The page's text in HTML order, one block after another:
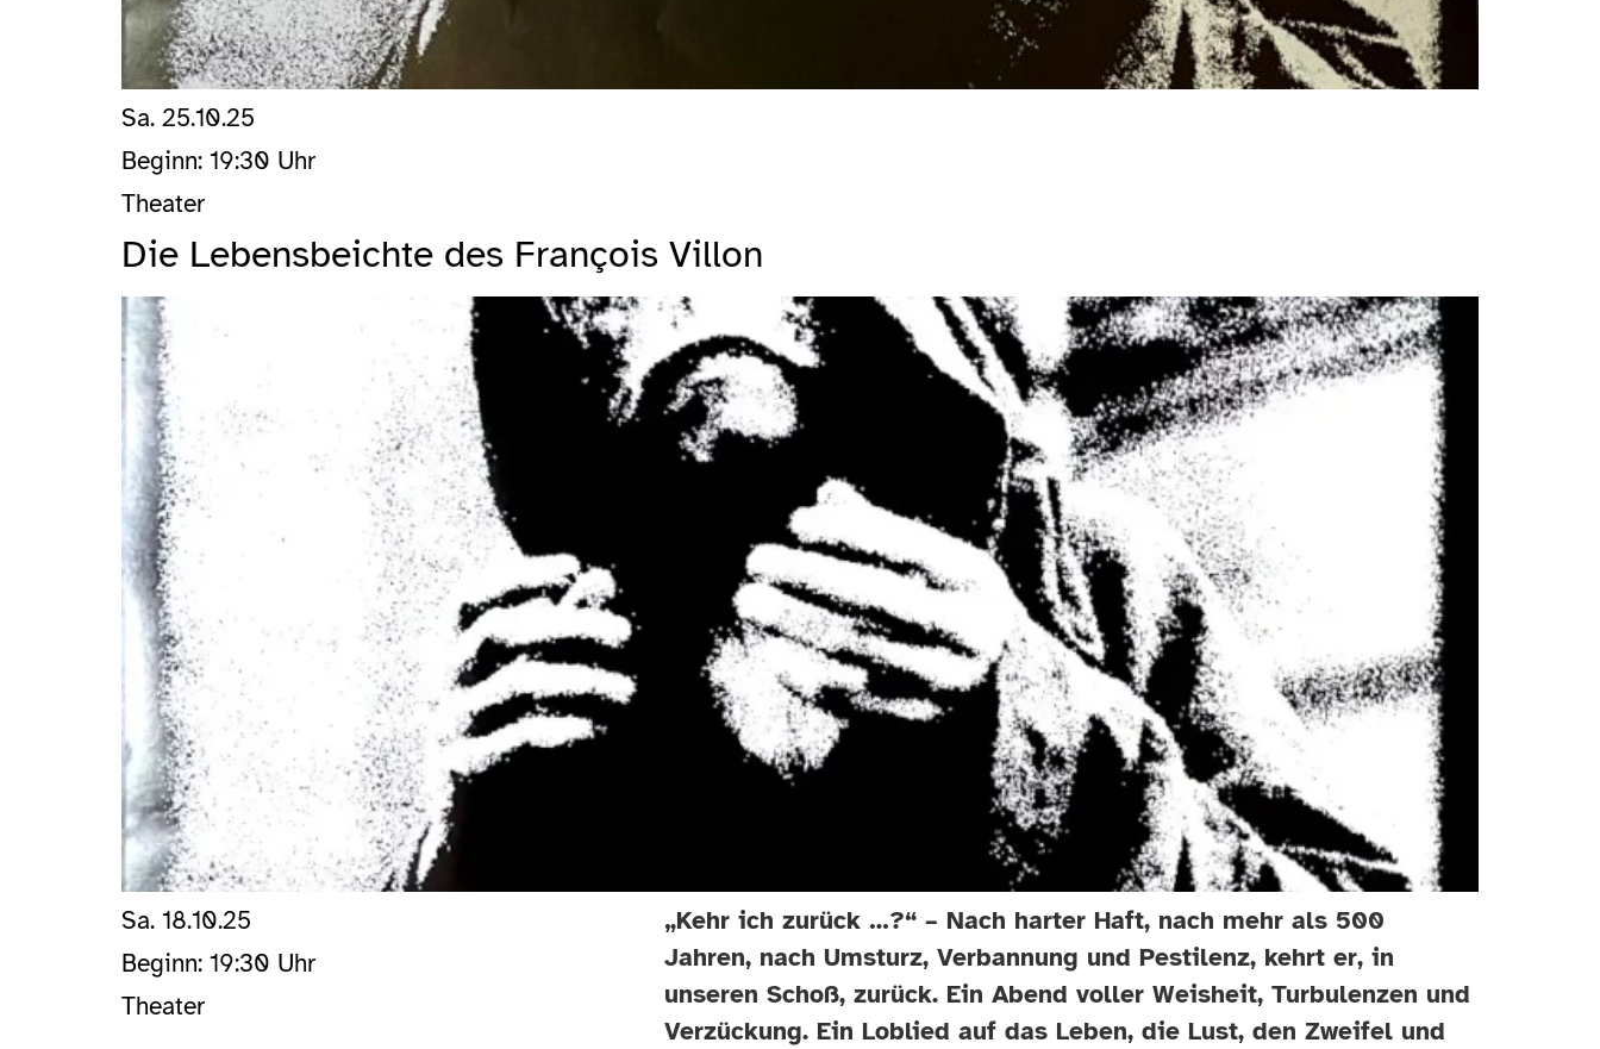
Sa. 25.10.25
Beginn: 19:30 Uhr
Theater
Die Lebensbeichte des François Villon
Sa. 18.10.25
Beginn: 19:30 Uhr
Theater
„Kehr ich zurück …?“ – Nach harter Haft, nach mehr als 500
Jahren, nach Umsturz, Verbannung und Pestilenz, kehrt er, in
unseren Schoß, zurück. Ein Abend voller Weisheit, Turbulenzen und
Verzückung. Ein Loblied auf das Leben, die Lust, den Zweifel und